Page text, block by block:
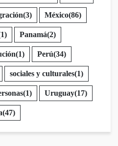
(3) México(86)
Panamá(2)
(1) Perú(34)
sociales y culturales(1)
(1) Uruguay(17)
(47)